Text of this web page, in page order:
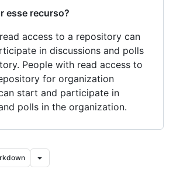
esse recurso?
access to a repository can
in discussions and polls
People with read access to
for organization
start and participate in
polls in the organization.